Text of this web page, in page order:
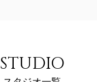
STUDIO